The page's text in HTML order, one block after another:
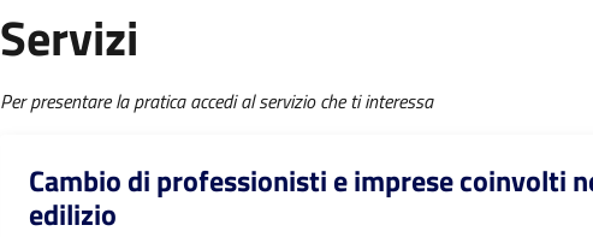
Servizi
Per presentare la pratica accedi al servizio che ti interessa
Cambio di professionisti e imprese coinvolti
edilizio